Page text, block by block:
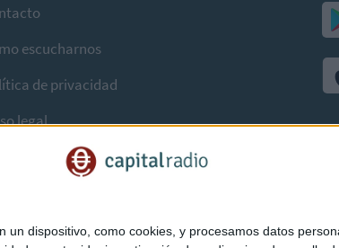
un dispositivo, como cookies, y procesamos datos
escucharnos
de privacidad
legal